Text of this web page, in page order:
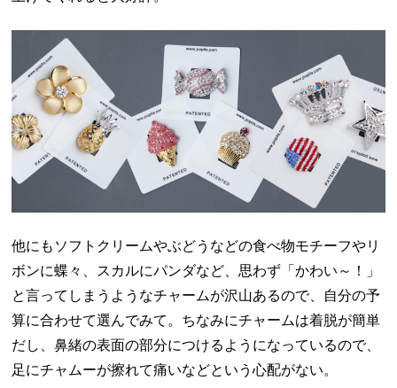
他にもソフトクリームやぶどうなどの食べ物モチーフやリ
ボンに蝶々、スカルにパンダなど、思わず「かわい～！」
と言ってしまうようなチャームが沢山あるので、自分の予
算に合わせて選んでみて。ちなみにチャームは着脱が簡単
だし、鼻緒の表面の部分につけるようになっているので、
足にチャムーが擦れて痛いなどという心配がない。